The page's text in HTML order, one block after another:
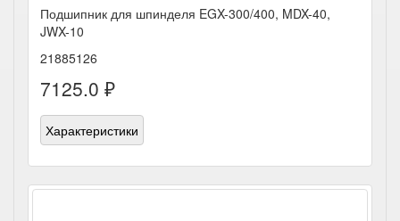
Подшипник для шпинделя EGX-300/400, MDX-40,
JWX-10
21885126
7125.0 ₽
Характеристики